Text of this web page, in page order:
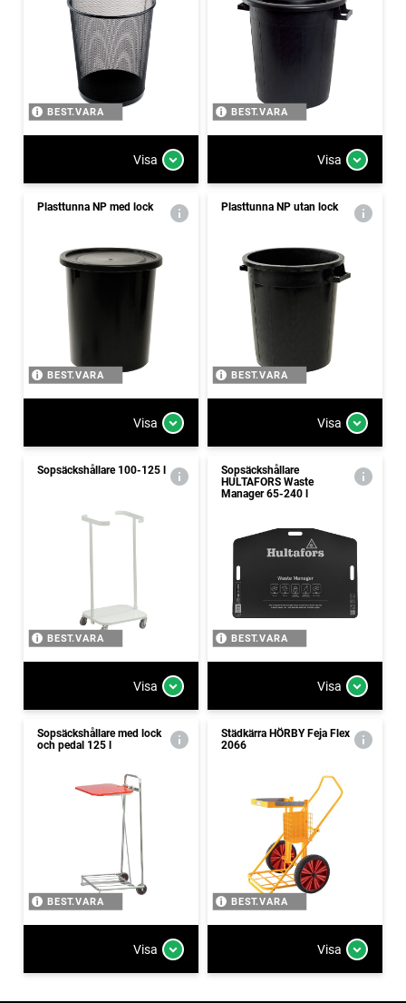
BEST.VARA
Visa
BEST.VARA
Visa
Plasttunna NP med lock
BEST.VARA
Visa
Plasttunna NP utan lock
BEST.VARA
Visa
Sopsäckshållare 100-125 l
BEST.VARA
Visa
Sopsäckshållare
HULTAFORS Waste
Manager 65-240 l
BEST.VARA
Visa
Sopsäckshållare med lock
och pedal 125 l
BEST.VARA
Visa
Städkärra HÖRBY Feja Flex
2066
BEST.VARA
Visa